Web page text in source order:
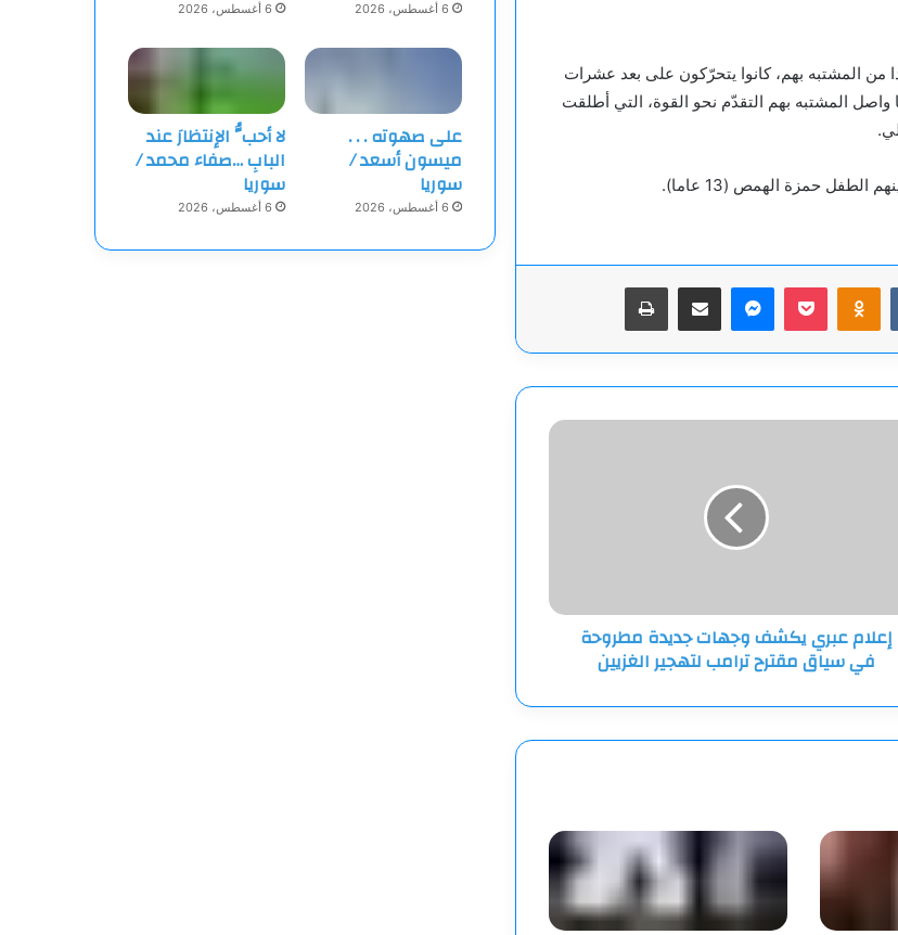
المشتبه بهم، كانوا يتحرّكون على بعد عشرات
واصل المشتبه بهم التقدّم نحو القوة، التي أطلقت
Odnoklassniki
‫Pocketماسنجرمشاركة عبر البريد طباعة
إعلام عبري يكشف وجهات جديدة مطروحة
في سياق مقترح ترامب لتهجير الغزيين
6 أغسطس، 2026 6 أغسطس، 2026
على صهوته . . .
ميسون أسعد /
سوريا
6 أغسطس، 2026
لا أحبُّ الإنتظارَ عند
البابِ …صفاء محمد /
سوريا
6 أغسطس، 2026